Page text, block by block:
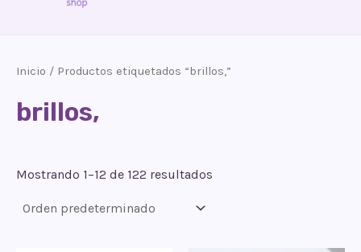
Inicio / Productos etiquetados “brillos,”
brillos,
Mostrando 1–12 de 122 resultados